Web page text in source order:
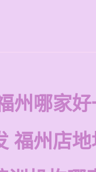
州哪家
福州店